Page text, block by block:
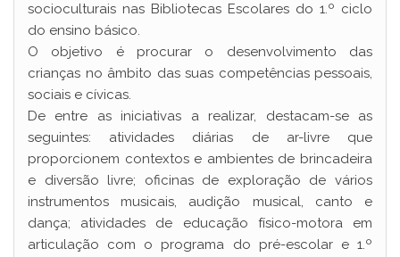
socioculturais nas Bibliotecas Escolares do 1.º ciclo
do ensino básico.
O objetivo é procurar o desenvolvimento das
crianças no âmbito das suas competências pessoais,
sociais e cívicas.
De entre as iniciativas a realizar, destacam-se as
seguintes: atividades diárias de ar-livre que
proporcionem contextos e ambientes de brincadeira
e diversão livre; oficinas de exploração de vários
instrumentos musicais, audição musical, canto e
dança; atividades de educação físico-motora em
articulação com o programa do pré-escolar e 1.º